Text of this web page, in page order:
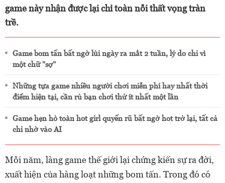
game này nhận được lại chỉ toàn nỗi thất vọng tràn
trề.
Game bom tấn bất ngờ lùi ngày ra mắt 2 tuần, lý do chỉ vì
một chữ "sợ"
Những tựa game nhiều người chơi miễn phí hay nhất thời
điểm hiện tại, cần rủ bạn chơi thử ít nhất một lần
Game hẹn hò toàn hot girl quyến rũ bất ngờ hot trở lại, tất cả
chỉ nhờ vào AI
Mỗi năm, làng game thế giới lại chứng kiến sự ra đời,
xuất hiện của hàng loạt những bom tấn. Trong đó có